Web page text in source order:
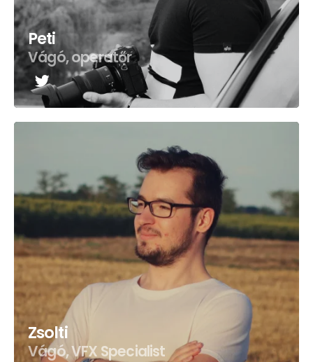
Peti
Vágó, operatőr
Zsolti
Vágó, VFX Specialist